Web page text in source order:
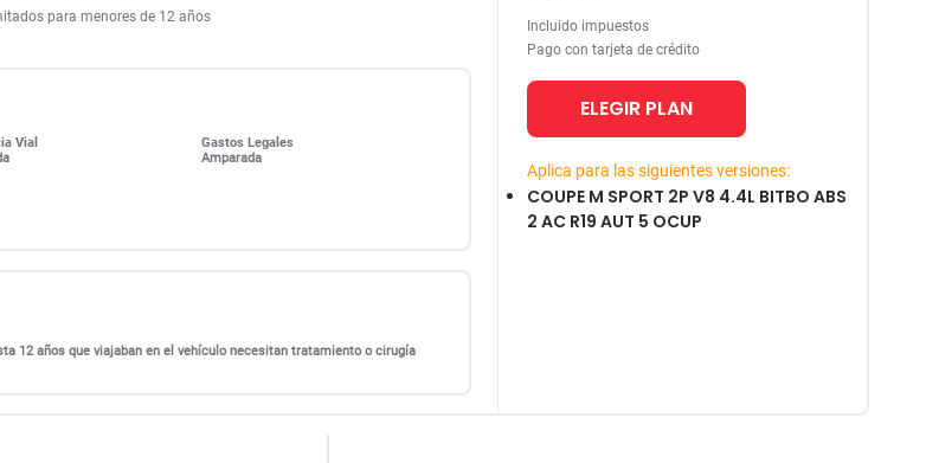
para menores de 12 años
Vial
Gastos Legales
Amparada
12 años que viajaban en el vehículo necesitan tratamiento o cirugía
Incluido impuestos
Pago con tarjeta de crédito
ELEGIR PLAN
Aplica para las siguientes versiones:
COUPE M SPORT 2P V8 4.4L BITBO ABS
2 AC R19 AUT 5 OCUP